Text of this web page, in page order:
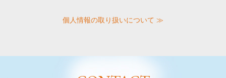
個人情報の取り扱いについて ≫